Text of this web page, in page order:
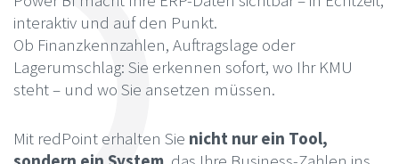
interaktiv und auf den Punkt.
Ob Finanzkennzahlen, Auftragslage oder
Lagerumschlag: Sie erkennen sofort, wo Ihr KMU
steht – und wo Sie ansetzen müssen.
Mit redPoint erhalten Sie nicht nur ein Tool,